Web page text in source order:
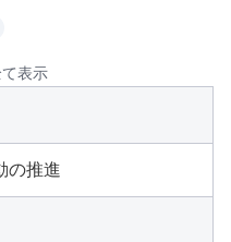
表示
の推進